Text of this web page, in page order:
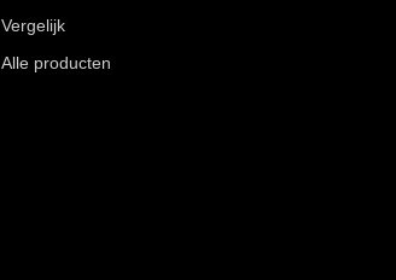
Vergelijk
Alle producten